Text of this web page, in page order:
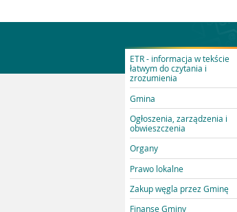
ETR - informacja w tekście
łatwym do czytania i
zrozumienia
Gmina
Ogłoszenia, zarządzenia i
obwieszczenia
Organy
Prawo lokalne
Zakup węgla przez Gminę
Finanse Gminy